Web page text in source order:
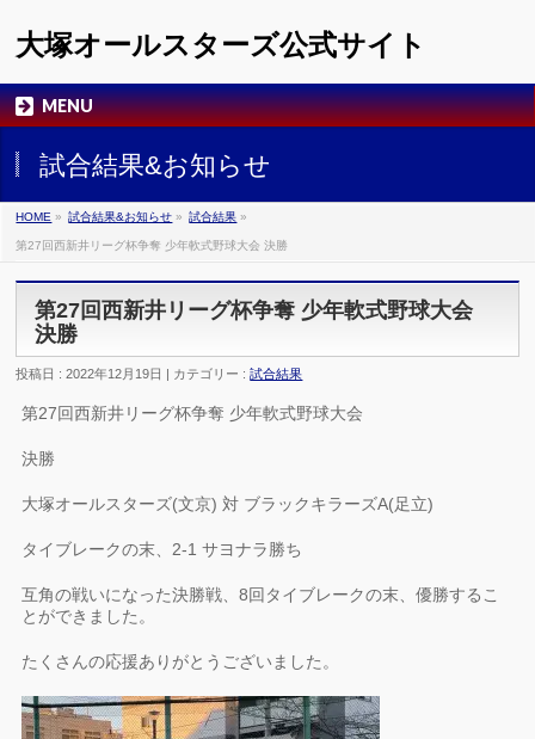
大塚オールスターズ公式サイト
MENU
試合結果&お知らせ
HOME » 試合結果&お知らせ » 試合結果 »
第27回西新井リーグ杯争奪 少年軟式野球大会 決勝
第27回西新井リーグ杯争奪 少年軟式野球大会
決勝
投稿日 : 2022年12月19日 | カテゴリー :試合結果
第27回西新井リーグ杯争奪 少年軟式野球大会
決勝
大塚オールスターズ(文京) 対 ブラックキラーズA(足立)
タイブレークの末、2-1 サヨナラ勝ち
互角の戦いになった決勝戦、8回タイブレークの末、優勝するこ
とができました。
たくさんの応援ありがとうございました。